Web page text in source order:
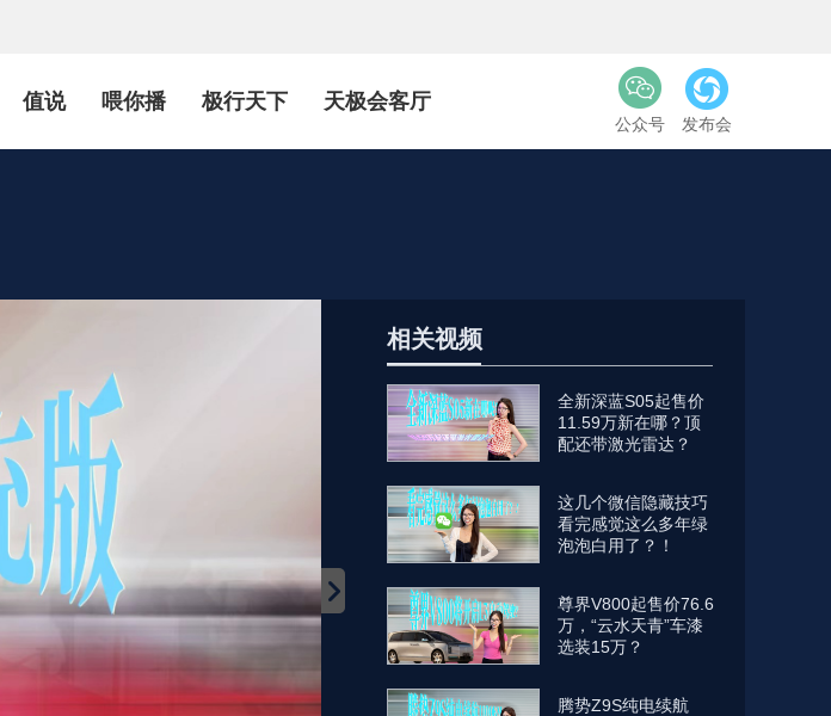
值说 喂你播 极行天下 天极会客厅
公众号 发布会
相关视频
全新深蓝S05起售价
11.59万新在哪？顶
配还带激光雷达？
这几个微信隐藏技巧
看完感觉这么多年绿
泡泡白用了？！
尊界V800起售价76.6
万，“云水天青”车漆
选装15万？
腾势Z9S纯电续航